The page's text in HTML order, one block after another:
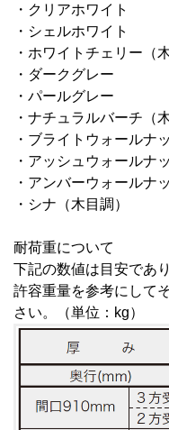
・クリアホワイト
・シェルホワイト
・ホワイトチェリー（
・ダークグレー
・パールグレー
・ナチュラルバーチ（
・ブライトウォールナ
・アッシュウォールナ
・アンバーウォールナ
・シナ（木目調）
耐荷重について
下記の数値は目安であ
許容重量を参考にして
さい。（単位：kg）